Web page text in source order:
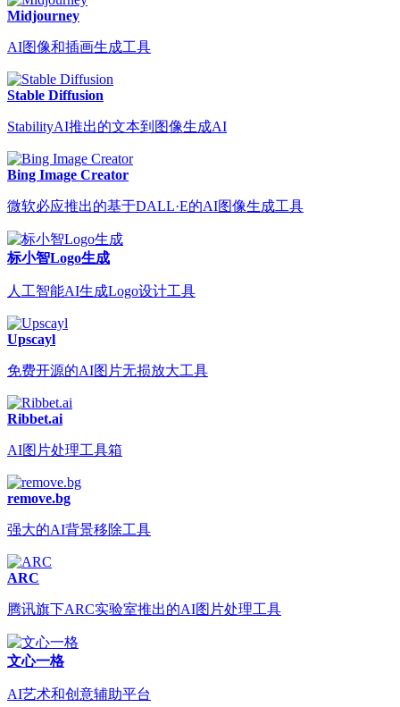
Midjourney
AI图像和插画生成工具
Stable Diffusion
StabilityAI推出的文本到图像生成AI
Bing Image Creator
微软必应推出的基于DALL·E的AI图像生成工具
标小智Logo生成
人工智能AI生成Logo设计工具
Upscayl
免费开源的AI图片无损放大工具
Ribbet.ai
AI图片处理工具箱
remove.bg
强大的AI背景移除工具
ARC
腾讯旗下ARC实验室推出的AI图片处理工具
文心一格
AI艺术和创意辅助平台